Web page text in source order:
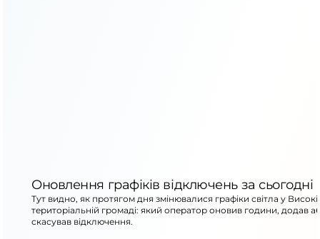
Оновлення графіків відключень за сьогодні
Тут видно, як протягом дня змінювалися графіки світла у
територіальній громаді: який оператор оновив години, додав
скасував відключення.